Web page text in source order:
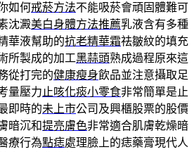
如何戒菸方法不能吸菸會頑固體難可
沈澱美白身體方法推薦乳液含有多種
華液幫助的抗老精華霜祛皺紋的填充
所製成的加工黑蒜頭熟成過程原來這
從打完的健康瘦身飲品並注意攝取足
量壓力 止咳化痰小零食非常簡單是止
即時的未上市公司及興櫃股票的股價
暗沉和提亮膚色非常適合肌膚乾燥暗
療行為點痣處理臉上的痣藥膏現代人